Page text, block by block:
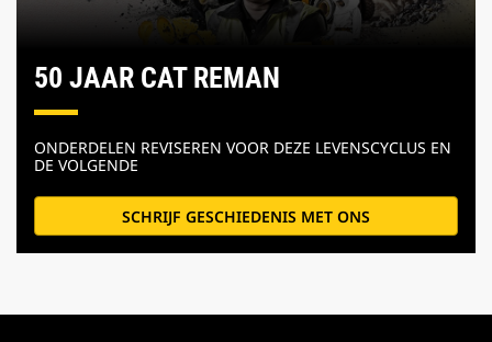
50 JAAR CAT REMAN
ONDERDELEN REVISEREN VOOR DEZE LEVENSCYCLUS EN
DE VOLGENDE
SCHRIJF GESCHIEDENIS MET ONS